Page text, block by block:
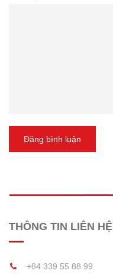
Đăng bình luận
THÔNG TIN LIÊN HỆ
+84 339 55 88 99